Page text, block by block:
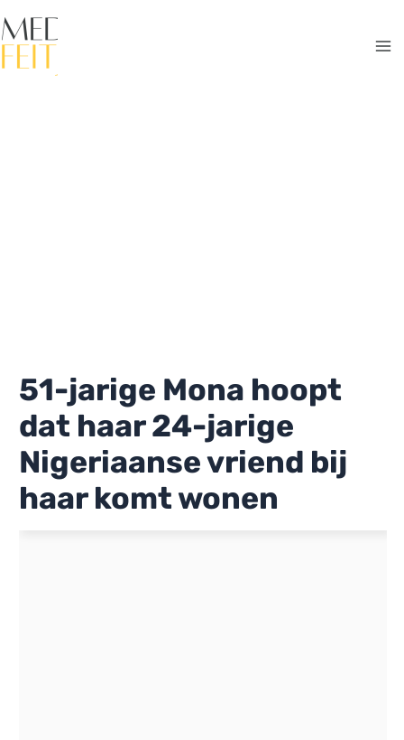
naar
de
51-jarige Mona hoopt
dat haar 24-jarige
Nigeriaanse vriend bij
haar komt wonen